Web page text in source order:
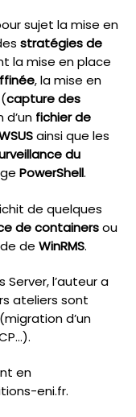
sujet la mise en
stratégies de
la mise en place
, la mise en
(capture des
fichier de
ainsi que les
du
PowerShell.
de quelques
de containersou
de WinRMS.
Server, l’auteur a
ateliers sont
d’un
en
eni.fr.